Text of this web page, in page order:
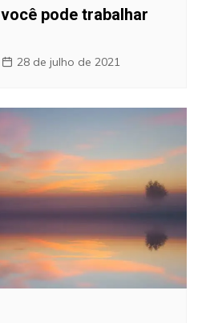
pode trabalhar
28 de julho de 2021